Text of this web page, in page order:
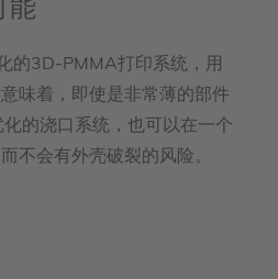
能
的3D-PMMA打印系统，用
味着，即使是非常薄的部件
的浇口系统，也可以在一个
不会有外壳破裂的风险。